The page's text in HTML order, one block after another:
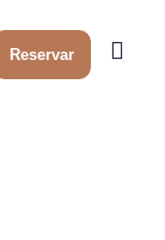
Reservar